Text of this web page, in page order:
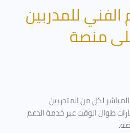
للمدربين
منصة
لكل من المتدربين
طوال الوقت عبر خدمة الدعم
.